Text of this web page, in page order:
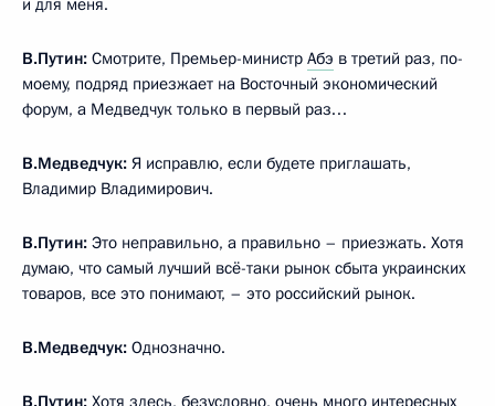
и для меня.
В.Путин: Смотрите, Премьер-министр Абэ в третий раз, по-
моему, подряд приезжает на Восточный экономический
форум, а Медведчук только в первый раз…
В.Медведчук: Я исправлю, если будете приглашать,
Владимир Владимирович.
В.Путин: Это неправильно, а правильно – приезжать. Хотя
думаю, что самый лучший всё-таки рынок сбыта украинских
товаров, все это понимают, – это российский рынок.
В.Медведчук: Однозначно.